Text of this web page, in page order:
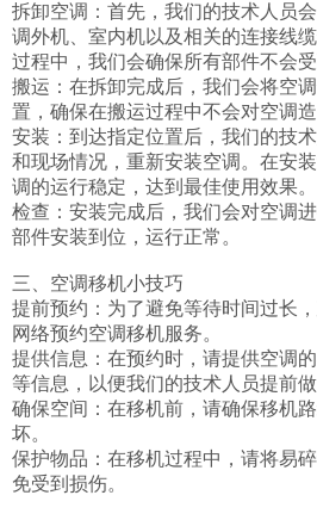
拆卸空调：首先，我们的技术人员
调外机、室内机以及相关的连接线
过程中，我们会确保所有部件不会受
搬运：在拆卸完成后，我们会将空
置，确保在搬运过程中不会对空调造
安装：到达指定位置后，我们的技
和现场情况，重新安装空调。在安
调的运行稳定，达到最佳使用效果。
检查：安装完成后，我们会对空调
部件安装到位，运行正常。
三、空调移机小技巧
提前预约：为了避免等待时间过长
网络预约空调移机服务。
提供信息：在预约时，请提供空调
等信息，以便我们的技术人员提前做
确保空间：在移机前，请确保移机
坏。
保护物品：在移机过程中，请将易
免受到损伤。